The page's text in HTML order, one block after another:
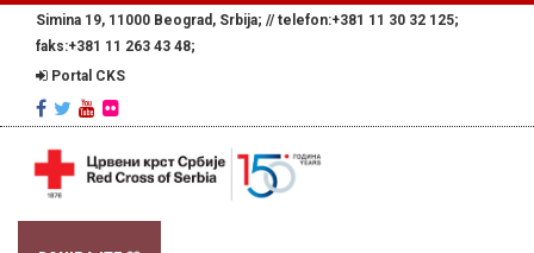
Simina 19, 11000 Beograd, Srbija; // telefon:+381 11 30 32 125;
faks:+381 11 263 43 48;
Portal CKS